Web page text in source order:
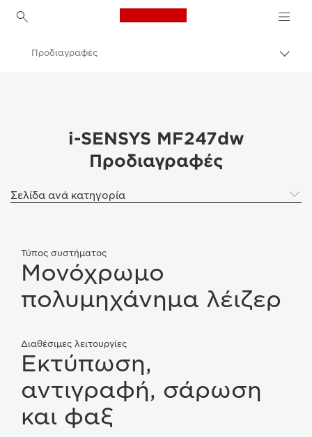
Canon Logo, back to
Προδιαγραφές
i-SENSYS MF247dw
Προδιαγραφές
Σελίδα ανά κατηγορία
Τύπος συστήματος
Μονόχρωμο
πολυμηχάνημα λέιζερ
Διαθέσιμες λειτουργίες
Εκτύπωση,
αντιγραφή, σάρωση
και φαξ